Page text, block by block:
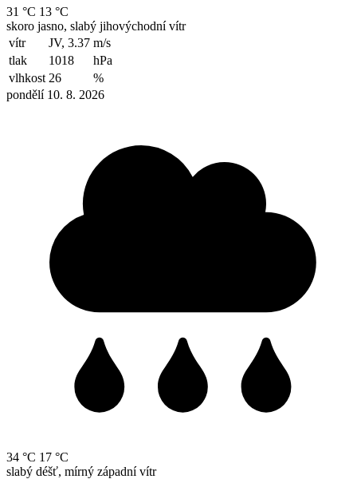
31 °C 13 °C
skoro jasno, slabý jihovýchodní vítr
vítr
JV, 3.37 m/s
tlak
1018
hPa
vlhkost 26
%
pondělí 10. 8. 2026
34 °C 17 °C
slabý déšť, mírný západní vítr